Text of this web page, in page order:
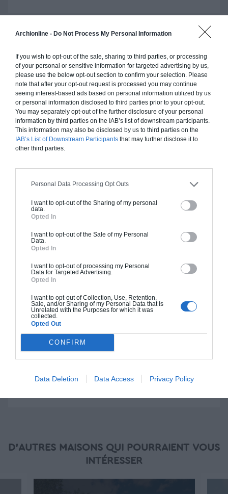
Archionline - Do Not Process My Personal Information
If you wish to opt-out of the sale, sharing to third parties, or processing
of your personal or sensitive information for targeted advertising by us,
please use the below opt-out section to confirm your selection. Please
note that after your opt-out request is processed you may continue
seeing interest-based ads based on personal information utilized by us
or personal information disclosed to third parties prior to your opt-out.
You may separately opt-out of the further disclosure of your personal
information by third parties on the IAB’s list of downstream participants.
This information may also be disclosed by us to third parties on the
IAB’s List of Downstream Participants that may further disclose it to
other third parties.
Personal Data Processing Opt Outs
I want to opt-out of the Sharing of my personal
data.
Opted In
I want to opt-out of the Sale of my Personal
Data.
Opted In
I want to opt-out of processing my Personal
Data for Targeted Advertising.
Opted In
I want to opt-out of Collection, Use, Retention,
Sale, and/or Sharing of my Personal Data that Is
Unrelated with the Purposes for which it was
collected.
Opted Out
CONFIRM
Data Deletion Data Access Privacy Policy
Chiffrage estimatif pour : Fondations et normes
standards. Construction en ossature bois isolé.
Finitions haut de gamme. Le prix "clé en main"
inclut le gros oeuvre et le second oeuvre (cuisine,
peinture, sols...), mais exclut piscine, jardin et
clôture.
À partir de
270 000€ TTC
Je la veux !
standards. Construction en bloc coffrant isolant
(RT 2020). Finitions haut de gamme. Le prix "clé
en main" inclut le gros oeuvre et le second
oeuvre (cuisine, peinture, sols...), mais exclut
À partir de
315 000€ TTC
Je la veux !
D'AUTRES MAISONS QUI POURRAIENT VOUS
INTÉRESSER